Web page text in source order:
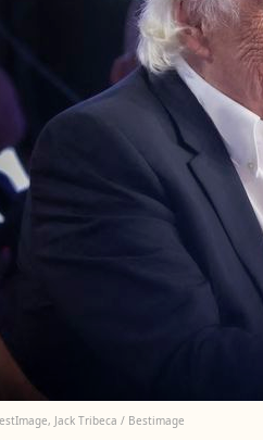
Jack Tribeca / Bestimage